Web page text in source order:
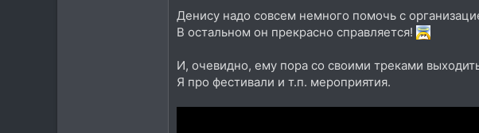
Денису надо совсем немного помочь с
В остальном он прекрасно справляется!
И, очевидно, ему пора со своими треками
Я про фестивали и т.п. мероприятия.